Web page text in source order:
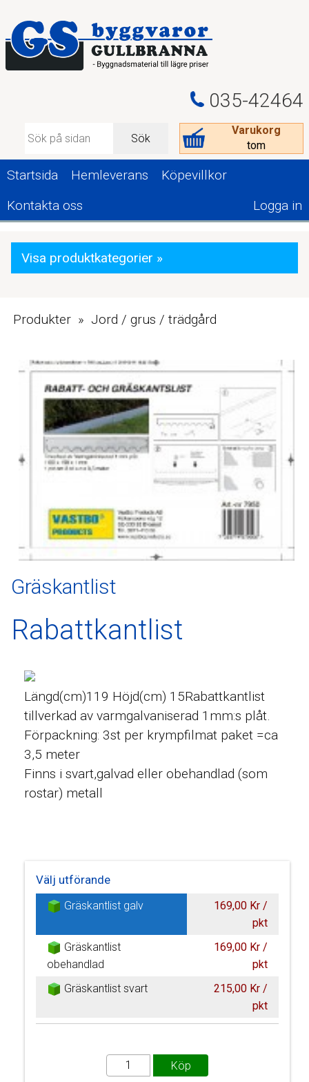
035-42464
Varukorg
tom
Sök
Startsida Hemleverans
Köpevillkor
Kontakta oss
Logga in
Visa produktkategorier »
Produkter » Jord / grus / trädgård
Gräskantlist
Rabattkantlist
Längd(cm)119 Höjd(cm) 15Rabattkantlist
tillverkad av varmgalvaniserad 1mm:s plåt.
Förpackning: 3st per krympfilmat paket =ca
3,5 meter
Finns i svart,galvad eller obehandlad (som
rostar) metall
Välj utförande
Gräskantlist galv
169,00 Kr /
pkt
Gräskantlist
obehandlad
169,00 Kr /
pkt
Gräskantlist svart
215,00 Kr /
pkt